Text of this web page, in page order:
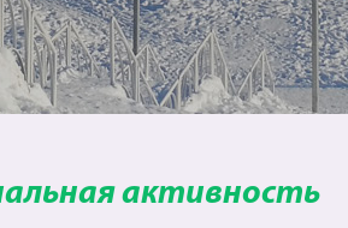
активность